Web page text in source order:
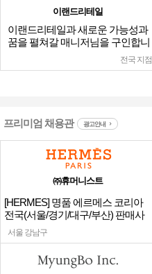
이랜드리테일
이랜드리테일과 새로운 가능성과
꿈을 펼쳐갈 매니저님을 구인합니
전국 지점
프리미엄 채용관 광고안내
㈜휴머니스트
[HERMES] 명품 에르메스 코리아
전국(서울/경기/대구/부산) 판매사
원
서울 강남구